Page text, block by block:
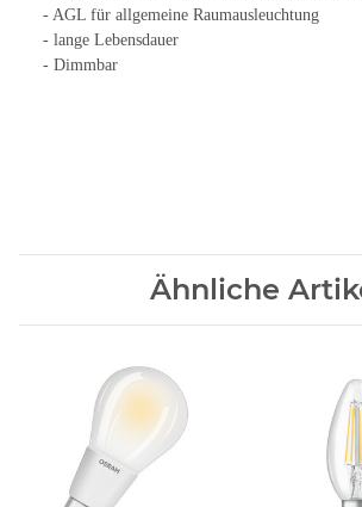
- AGL für allgemeine Raumausleuchtung
- lange Lebensdauer
- Dimmbar
Ähnliche